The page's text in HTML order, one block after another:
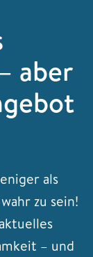
aber
als
zu sein!
– und